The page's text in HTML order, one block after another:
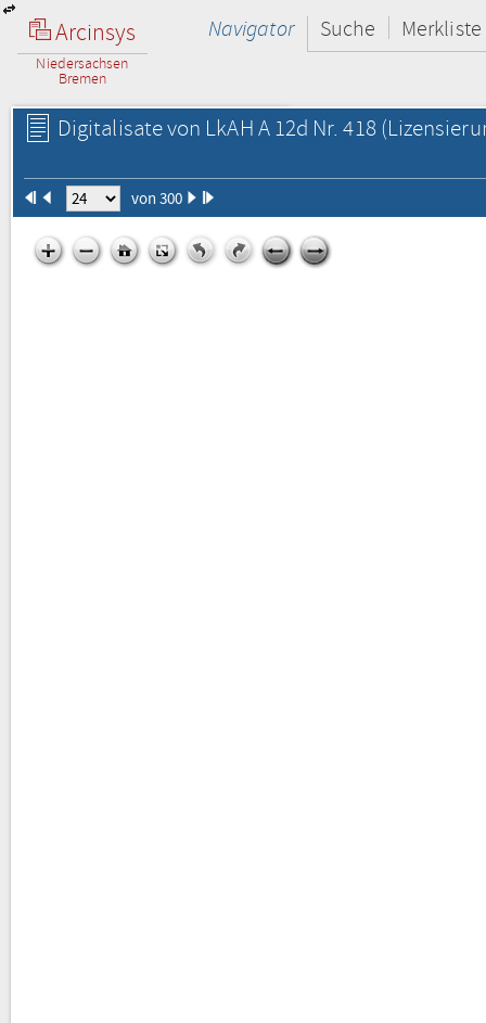
Arcinsys
Niedersachsen
Bremen
Navigator Suche Merkliste
Digitalisate von LkAH A 12d Nr. 418
von 300